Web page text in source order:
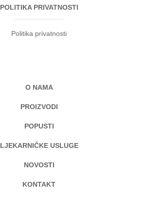
POLITIKA PRIVATNOSTI
Politika privatnosti
O NAMA
PROIZVODI
POPUSTI
LJEKARNIČKE USLUGE
NOVOSTI
KONTAKT